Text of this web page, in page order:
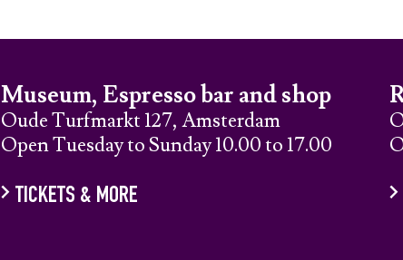
Museum, Espresso bar and shop
Oude Turfmarkt 127, Amsterdam
Open Tuesday to Sunday 10.00 to 17.00
TICKETS & MORE